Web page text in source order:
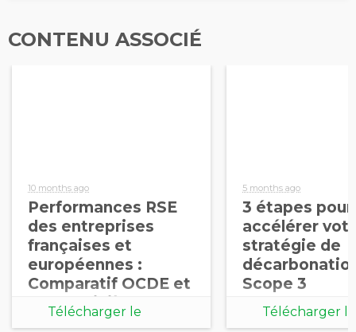
CONTENU ASSOCIÉ
10 months ago
Performances RSE
des entreprises
françaises et
européennes :
Comparatif OCDE et
BICS – Sixième
édition 2025
Télécharger le
5 months ago
3 étapes pour
accélérer
stratégie de
Scope 3
Télécharger le